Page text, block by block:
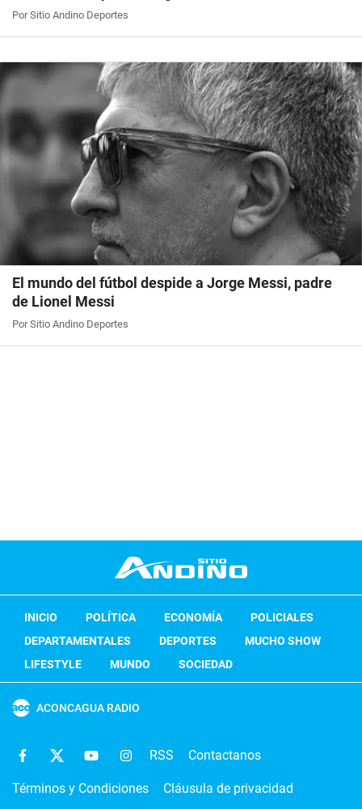
Por Sitio Andino Deportes
El mundo del fútbol despide a Jorge Messi, padre
de Lionel Messi
Por Sitio Andino Deportes
INICIO POLÍTICA ECONOMÍA
POLICIALES
DEPARTAMENTALES
DEPORTES
MUCHO SHOW
LIFESTYLE
MUNDO SOCIEDAD
ACONCAGUA RADIO
RSS Contactanos
Términos y Condiciones Cláusula de privacidad